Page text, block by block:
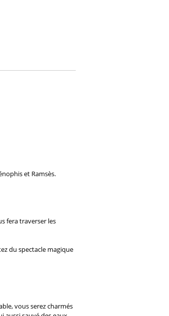
et Ramsès.
fera traverser les
du spectacle magique
vous serez charmés